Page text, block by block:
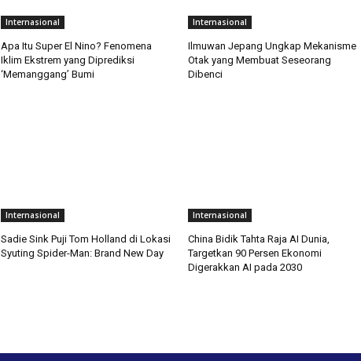
Internasional
Apa Itu Super El Nino? Fenomena
Iklim Ekstrem yang Diprediksi
‘Memanggang’ Bumi
Internasional
Ilmuwan Jepang Ungkap Mekanisme
Otak yang Membuat Seseorang
Dibenci
Internasional
Sadie Sink Puji Tom Holland di Lokasi
Syuting Spider-Man: Brand New Day
Internasional
China Bidik Tahta Raja AI Dunia,
Targetkan 90 Persen Ekonomi
Digerakkan AI pada 2030